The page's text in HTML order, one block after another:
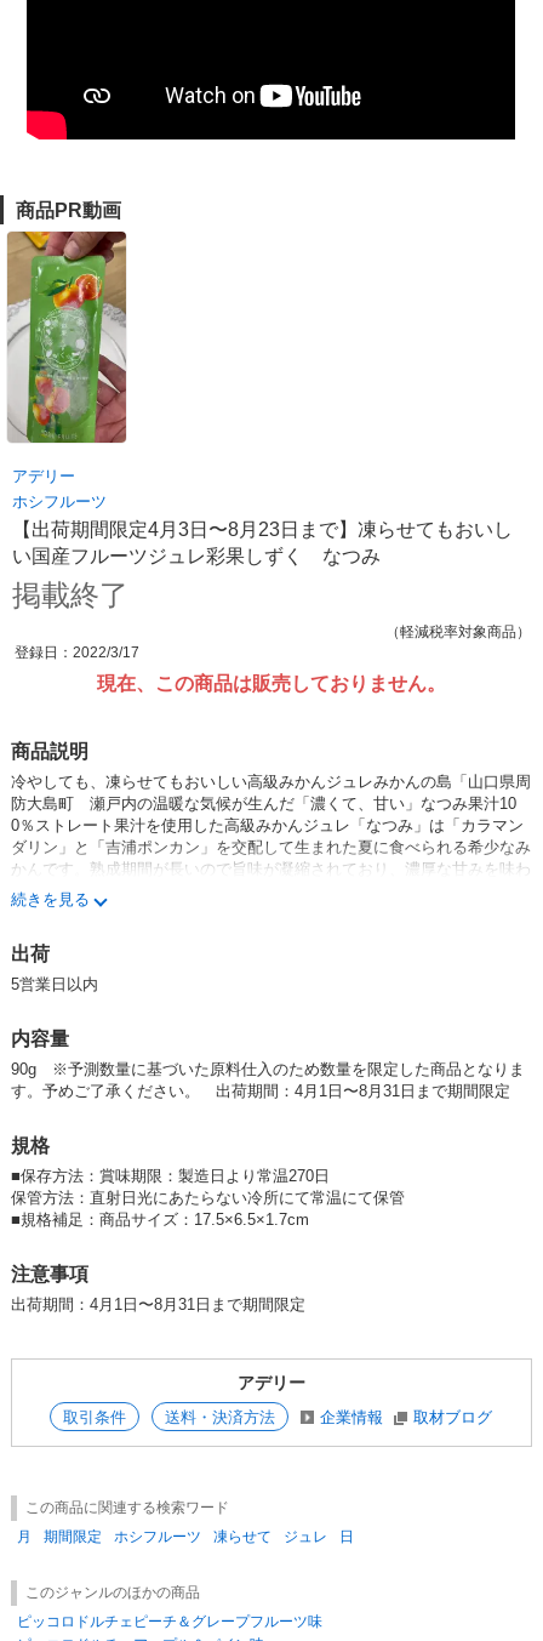
商品PR動画
アデリー
ホシフルーツ
【出荷期間限定4月3日〜8月23日まで】凍らせてもおいし
い国産フルーツジュレ彩果しずく なつみ
掲載終了
（軽減税率対象商品）
登録日：2022/3/17
現在、この商品は販売しておりません。
商品説明
冷やしても、凍らせてもおいしい高級みかんジュレみかんの島「山口県周
防大島町 瀬戸内の温暖な気候が生んだ「濃くて、甘い」なつみ果汁10
0％ストレート果汁を使用した高級みかんジュレ「なつみ」は「カラマン
ダリン」と「吉浦ポンカン」を交配して生まれた夏に食べられる希少なみ
かんです。熟成期間が長いので旨味が凝縮されており、濃厚な甘みを味わ
うことができます。
RcXZV_AcwGg
続きを見る
出荷
5営業日以内
内容量
90g ※予測数量に基づいた原料仕入のため数量を限定した商品となりま
す。予めご了承ください。 出荷期間：4月1日〜8月31日まで期間限定
規格
■保存方法：賞味期限：製造日より常温270日
保管方法：直射日光にあたらない冷所にて常温にて保管
■規格補足：商品サイズ：17.5×6.5×1.7cm
注意事項
出荷期間：4月1日〜8月31日まで期間限定
アデリー
取引条件 送料・決済方法 企業情報 取材ブログ
この商品に関連する検索ワード
月
期間限定 ホシフルーツ 凍らせて ジュレ 日
このジャンルのほかの商品
ピッコロドルチェピーチ＆グレープフルーツ味